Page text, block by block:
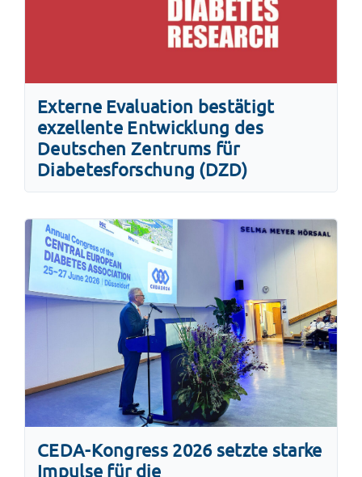
Externe Evaluation bestätigt
exzellente Entwicklung des
Deutschen Zentrums für
Diabetesforschung (DZD)
CEDA-Kongress 2026 setzte starke
Impulse für die